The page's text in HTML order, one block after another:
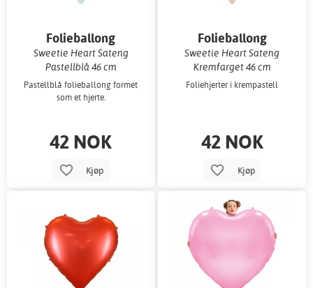
Folieballong
Sweetie Heart Sateng
Pastellblå 46 cm
Pastellblå folieballong formet
som et hjerte.
42 NOK
Kjøp
Folieballong
Sweetie Heart Sateng
Kremfarget 46 cm
Foliehjerter i krempastell
42 NOK
Kjøp